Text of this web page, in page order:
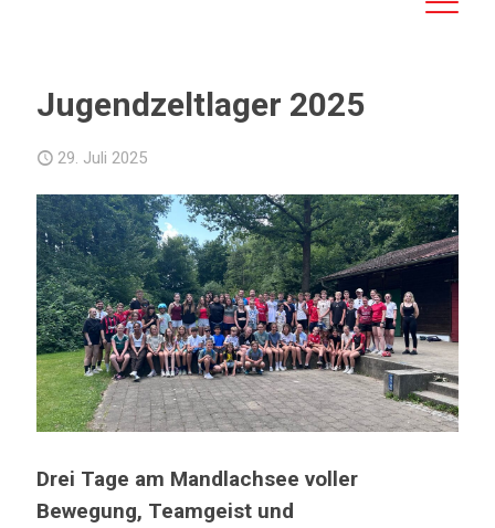
Jugendzeltlager 2025
29. Juli 2025
Drei Tage am Mandlachsee voller
Bewegung, Teamgeist und